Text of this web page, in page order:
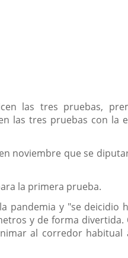
las tres pruebas,
las tres pruebas con la
noviembre que se
la primera prueba.
pandemia y "se deicidio
y de forma divertida.
al corredor habitual